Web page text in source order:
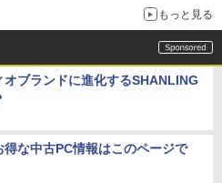
もっと見る
オブランドに進化するSHANLING
得な中古PC情報はこのページで